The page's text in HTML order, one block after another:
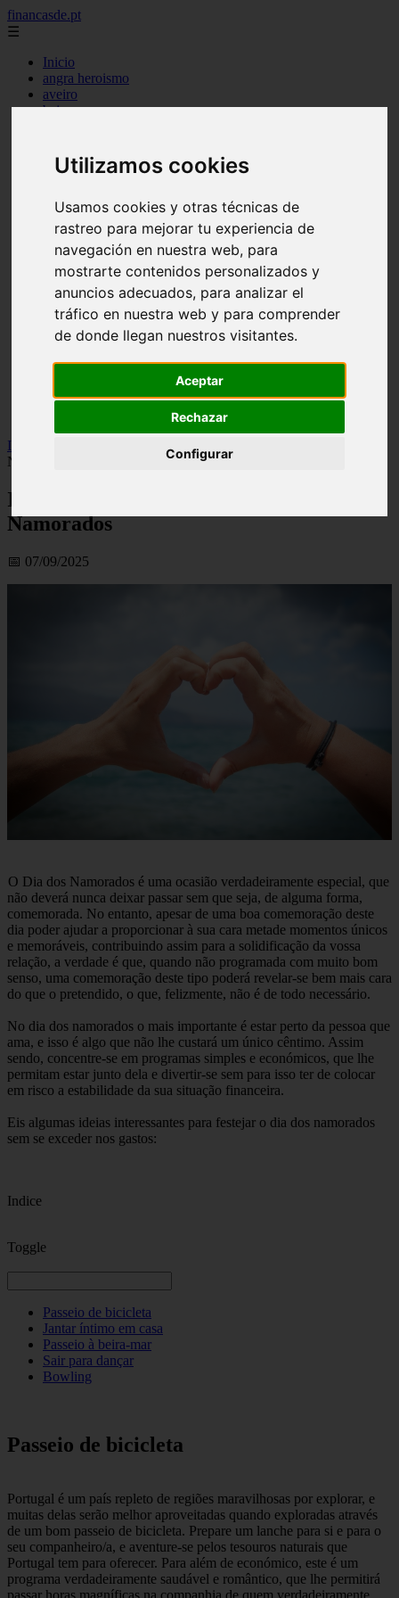
Utilizamos cookies
Usamos cookies y otras técnicas de
rastreo para mejorar tu experiencia de
navegación en nuestra web, para
mostrarte contenidos personalizados y
anuncios adecuados, para analizar el
tráfico en nuestra web y para comprender
de donde llegan nuestros visitantes.
Aceptar
Rechazar
Configurar
financasde.pt
☰
Inicio
angra heroismo
aveiro
beja
castelo branco
coimbra
faro
guarda
horta
leiria
lisboa
madeira
ponta delgada
portalegre
porto
setubal
vila real
Inicio
Ideias Para Poupar Dinheiro No Dia Dos
Namorados
Ideias Para Poupar Dinheiro No Dia Dos
Namorados
📅 07/09/2025
O Dia dos Namorados é uma ocasião verdadeiramente especial, que
não deverá nunca deixar passar sem que seja, de alguma forma,
comemorada. No entanto, apesar de uma boa comemoração deste
dia poder ajudar a proporcionar à sua cara metade momentos únicos
e memoráveis, contribuindo assim para a solidificação da vossa
relação, a verdade é que, quando não programada com muito bom
senso, uma comemoração deste tipo poderá revelar-se bem mais cara
do que o pretendido, o que, felizmente, não é de todo necessário.
No dia dos namorados o mais importante é estar perto da pessoa que
ama, e isso é algo que não lhe custará um único cêntimo. Assim
sendo, concentre-se em programas simples e económicos, que lhe
permitam estar junto dela e divertir-se sem para isso ter de colocar
em risco a estabilidade da sua situação financeira.
Eis algumas ideias interessantes para festejar o dia dos namorados
sem se exceder nos gastos:
Indice
Toggle
Passeio de bicicleta
Jantar íntimo em casa
Passeio à beira-mar
Sair para dançar
Bowling
Passeio de bicicleta
Portugal é um país repleto de regiões maravilhosas por explorar, e
muitas delas serão melhor aproveitadas quando exploradas através
de um bom passeio de bicicleta. Prepare um lanche para si e para o
seu companheiro/a, e aventure-se pelos tesouros naturais que
Portugal tem para oferecer. Para além de económico, este é um
programa verdadeiramente saudável e romântico, que lhe permitirá
passar horas magníficas na companhia de quem verdadeiramente